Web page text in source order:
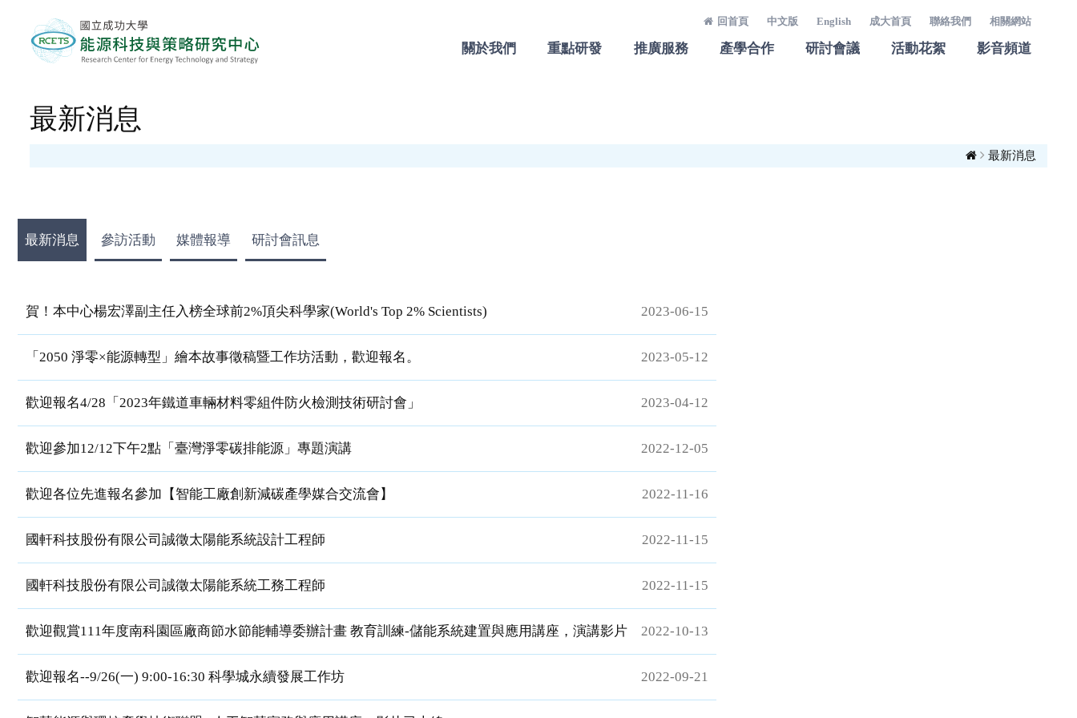
關於我們 重點研發 推廣服務 產學合作 研討會議 活動花絮 影音頻道
回首頁 中文版 English 成大首頁 聯絡我們 相關網站
最新消息
最新消息
最新消息 參訪活動 媒體報導 研討會訊息
2023-06-15
賀！本中心楊宏澤副主任入榜全球前2%頂尖科學家(World's Top 2% Scientists)
2023-05-12
「2050 淨零×能源轉型」繪本故事徵稿暨工作坊活動，歡迎報名。
2023-04-12
歡迎報名4/28「2023年鐵道車輛材料零組件防火檢測技術研討會」
2022-12-05
歡迎參加12/12下午2點「臺灣淨零碳排能源」專題演講
2022-11-16
歡迎各位先進報名參加【智能工廠創新減碳產學媒合交流會】
2022-11-15
國軒科技股份有限公司誠徵太陽能系統設計工程師
2022-11-15
國軒科技股份有限公司誠徵太陽能系統工務工程師
2022-10-13
歡迎觀賞111年度南科園區廠商節水節能輔導委辦計畫 教育訓練-儲能系統建置與應用講座，演講影片
2022-09-21
歡迎報名--9/26(一) 9:00-16:30 科學城永續發展工作坊